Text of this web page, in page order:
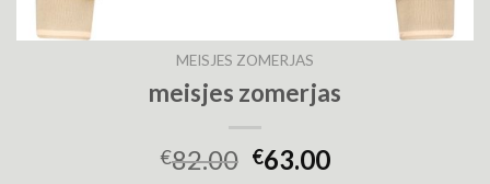
MEISJES ZOMERJAS
meisjes zomerjas
€82.00 €63.00